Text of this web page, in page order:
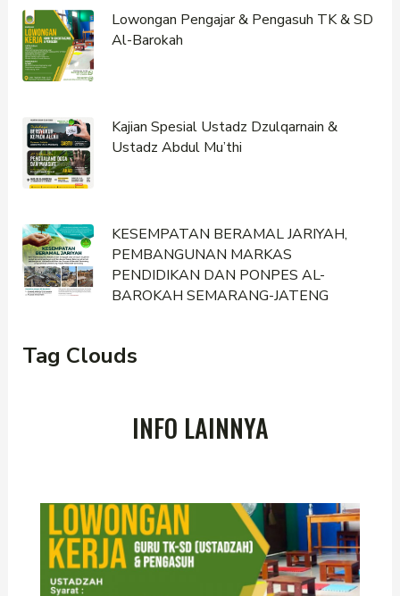
Lowongan Pengajar & Pengasuh TK & SD
Al-Barokah
Kajian Spesial Ustadz Dzulqarnain &
Ustadz Abdul Mu’thi
KESEMPATAN BERAMAL JARIYAH,
PEMBANGUNAN MARKAS
PENDIDIKAN DAN PONPES AL-
BAROKAH SEMARANG-JATENG
Tag Clouds
INFO LAINNYA